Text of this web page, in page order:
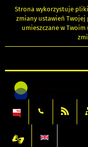
Strona wykorzystuje
zmiany ustawień Twojej
umieszczane w